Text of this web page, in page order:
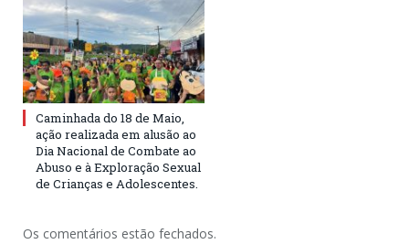
Caminhada do 18 de Maio,
ação realizada em alusão ao
Dia Nacional de Combate ao
Abuso e à Exploração Sexual
de Crianças e Adolescentes.
Os comentários estão fechados.